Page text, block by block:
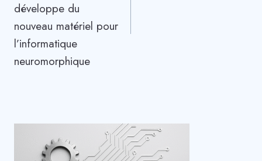
développe du
nouveau matériel pour
l’informatique
neuromorphique